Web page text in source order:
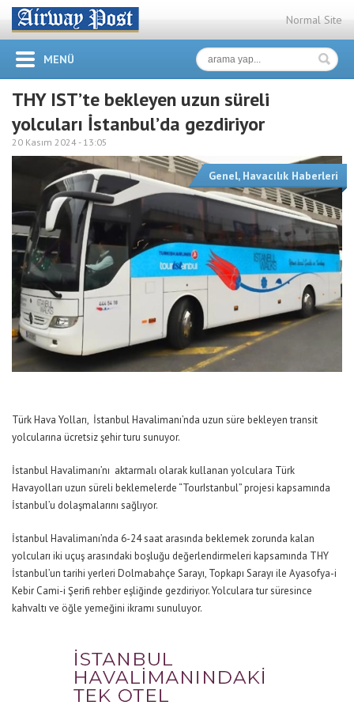
Normal Site
MENÜ
THY IST’te bekleyen uzun süreli
yolcuları İstanbul’da gezdiriyor
20 Kasım 2024 - 13:05
Genel, Havacılık Haberleri
Türk Hava Yolları, İstanbul Havalimanı’nda uzun süre bekleyen transit
yolcularına ücretsiz şehir turu sunuyor.
İstanbul Havalimanı’nı aktarmalı olarak kullanan yolculara Türk
Havayolları uzun süreli beklemelerde “TourIstanbul” projesi kapsamında
İstanbul’u dolaşmalarını sağlıyor.
İstanbul Havalimanı’nda 6-24 saat arasında beklemek zorunda kalan
yolcuları iki uçuş arasındaki boşluğu değerlendirmeleri kapsamında THY
İstanbul’un tarihi yerleri Dolmabahçe Sarayı, Topkapı Sarayı ile Ayasofya-i
Kebir Cami-i Şerifi rehber eşliğinde gezdiriyor. Yolculara tur süresince
kahvaltı ve öğle yemeğini ikramı sunuluyor.